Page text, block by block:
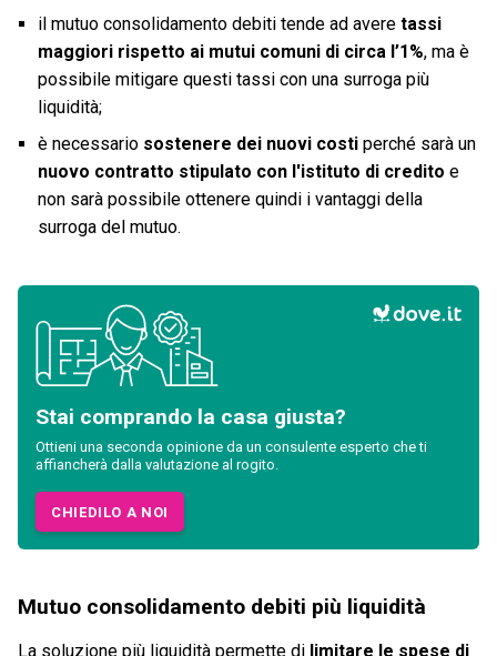
il mutuo consolidamento debiti tende ad avere tassi
maggiori rispetto ai mutui comuni di circa l’1%, ma è
possibile mitigare questi tassi con una surroga più
liquidità;
è necessario sostenere dei nuovi costiperché sarà un
nuovo contratto stipulato con l'istituto di credito e
non sarà possibile ottenere quindi i vantaggi della
surroga del mutuo.
Stai comprando la casa giusta?
Ottieni una seconda opinione da un consulente esperto che ti
affiancherà dalla valutazione al rogito.
CHIEDILO A NOI
Mutuo consolidamento debiti più liquidità
La soluzione più liquidità permette di limitare le spese di